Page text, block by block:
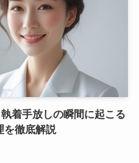
着手放しの瞬間に起こる
を徹底解説